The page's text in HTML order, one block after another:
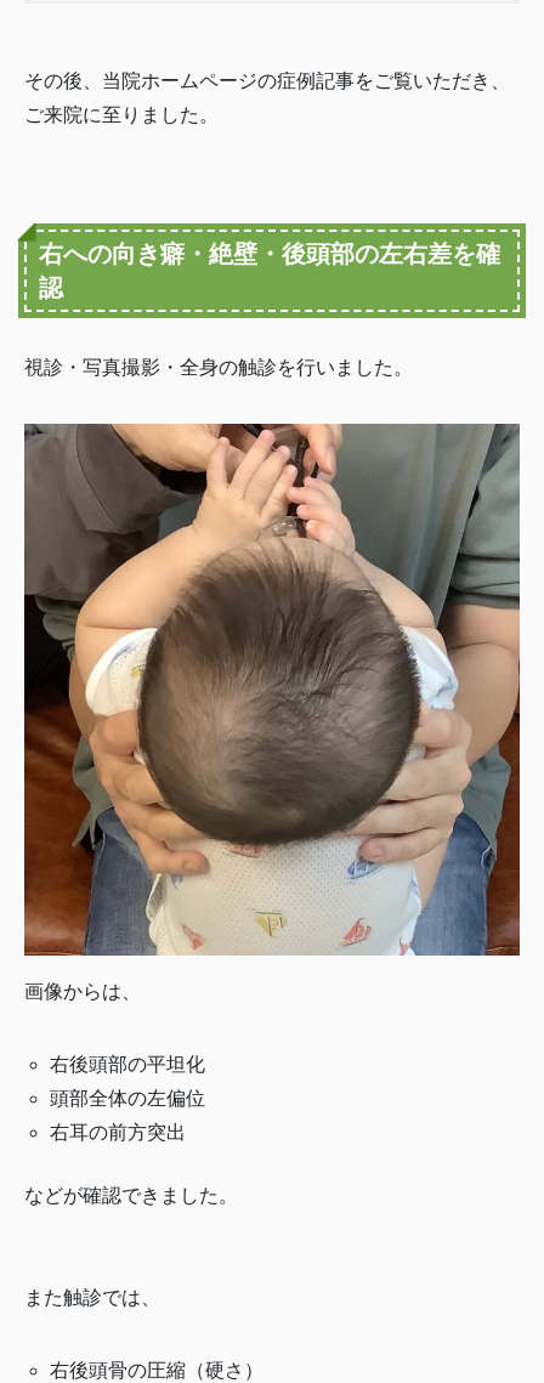
その後、当院ホームページの症例記事をご覧いただき、
ご来院に至りました。
右への向き癖・絶壁・後頭部の左右差を確
認
視診・写真撮影・全身の触診を行いました。
画像からは、
右後頭部の平坦化
頭部全体の左偏位
右耳の前方突出
などが確認できました。
また触診では、
右後頭骨の圧縮（硬さ）